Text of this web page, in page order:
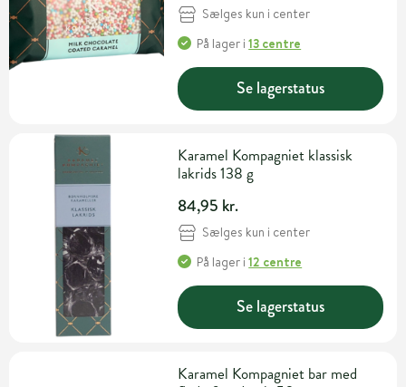
Sælges kun i center
På lager i13 centre
Se lagerstatus
Karamel Kompagniet klassisk
lakrids 138 g
84,95 kr.
Sælges kun i center
På lager i12 centre
Se lagerstatus
Karamel Kompagniet bar med